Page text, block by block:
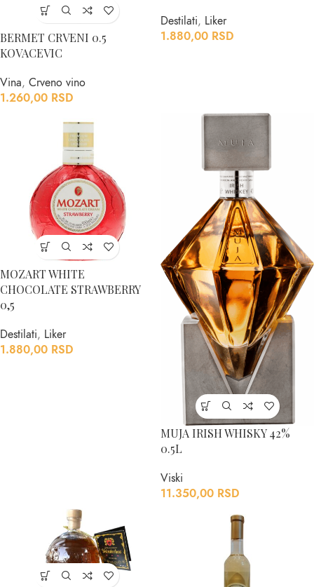
BERMET CRVENI 0.5
KOVACEVIC
Vina, Crveno vino
1.260,00 RSD
Destilati, Liker
1.880,00 RSD
MOZART WHITE
CHOCOLATE STRAWBERRY
0,5
Destilati, Liker
1.880,00 RSD
MUJA IRISH WHISKY 42%
0.5L
Viski
11.350,00 RSD